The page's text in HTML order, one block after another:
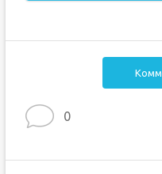
0